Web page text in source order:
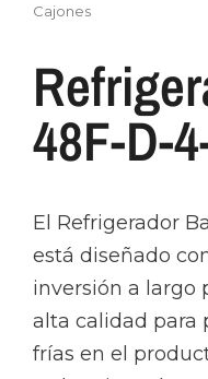
Cajones
48F-D-
El Refrigerador
está diseñado
inversión a largo
alta calidad para
frías en el